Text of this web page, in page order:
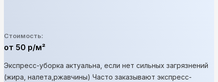
Стоимость:
от 50 р/м²
Экспресс-уборка актуальна, если нет сильных загрязнений
(жира, налета,ржавчины) Часто заказывают экспресс-